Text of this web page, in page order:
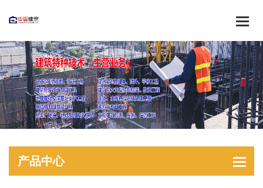
产品中心